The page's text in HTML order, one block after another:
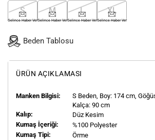
S
Gelince Haber Ver
M
Gelince Haber Ver
L
Gelince Haber Ver
XL
Gelince Haber Ver
Beden Tablosu
ÜRÜN AÇIKLAMASI
Manken Bilgisi: S Beden, Boy: 174 cm,
Kalça: 90 cm
Kalıp:
Düz Kesim
Kumaş İçeriği:
%100 Polyester
Kumaş Tipi:
Örme